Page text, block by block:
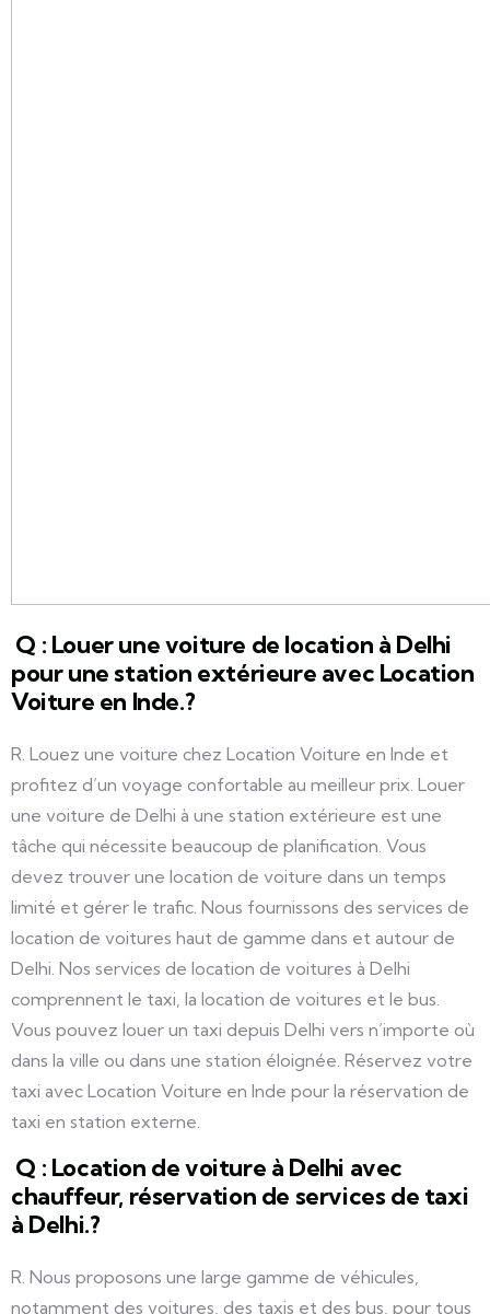
Q : Louer une voiture de location à Delhi
pour une station extérieure avec Location
Voiture en Inde.?
R. Louez une voiture chez Location Voiture en Inde et
profitez d’un voyage confortable au meilleur prix. Louer
une voiture de Delhi à une station extérieure est une
tâche qui nécessite beaucoup de planification. Vous
devez trouver une location de voiture dans un temps
limité et gérer le trafic. Nous fournissons des services de
location de voitures haut de gamme dans et autour de
Delhi. Nos services de location de voitures à Delhi
comprennent le taxi, la location de voitures et le bus.
Vous pouvez louer un taxi depuis Delhi vers n’importe où
dans la ville ou dans une station éloignée. Réservez votre
taxi avec Location Voiture en Inde pour la réservation de
taxi en station externe.
Q : Location de voiture à Delhi avec
chauffeur, réservation de services de taxi
à Delhi.?
R. Nous proposons une large gamme de véhicules,
notamment des voitures, des taxis et des bus, pour tous